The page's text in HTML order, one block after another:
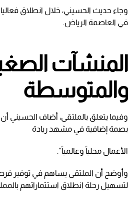
في العاصمة الرياض.
المنشآت
والمتوسطة
وفيما يتعلق بالملتقى، أضاف الحسيني
بصمة إضافية في مشهد ريادة
الأعمال محلياً وعالمياً”.
وأوضح أن الملتقى يساهم في توفير
لتسهيل رحلة انطلاق استثماراتهم